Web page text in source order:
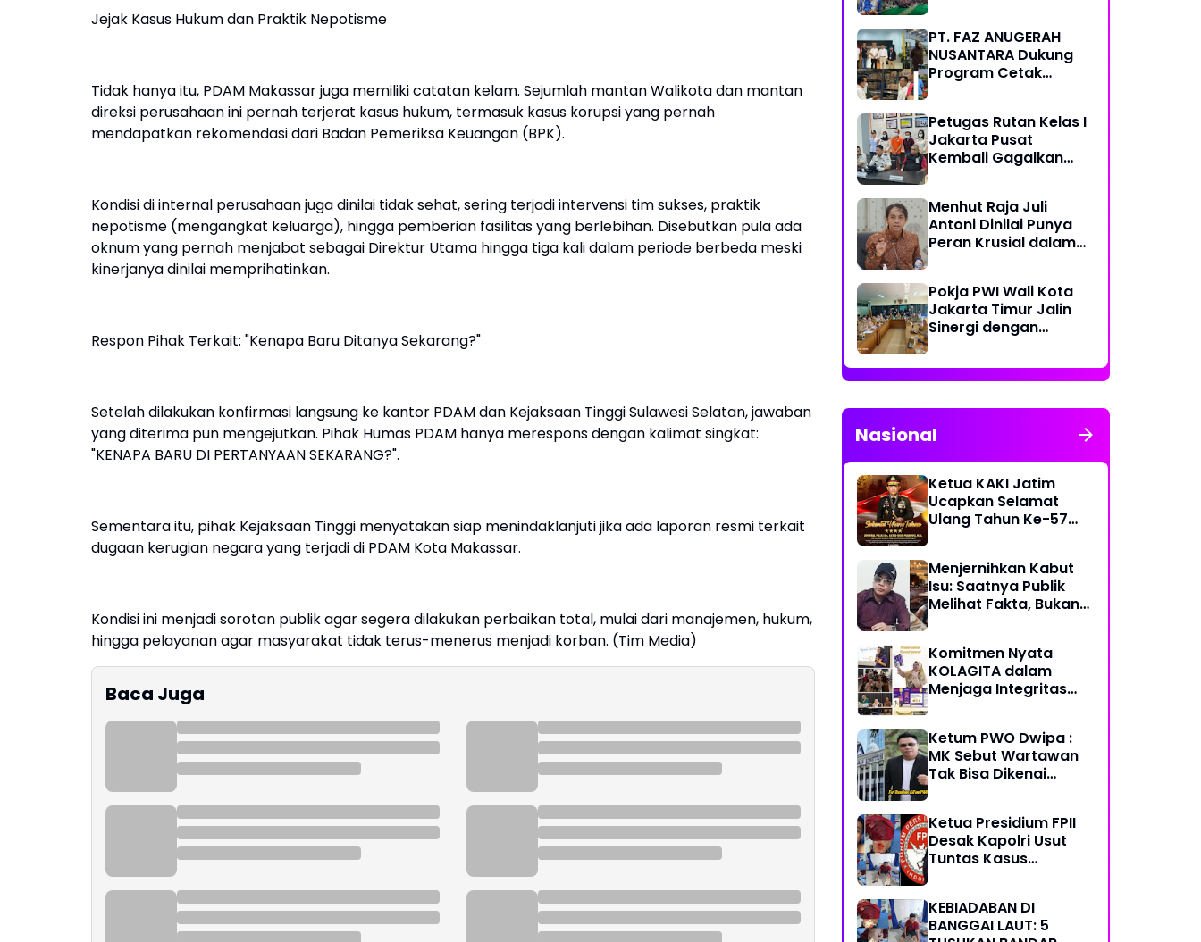
Jejak Kasus Hukum dan Praktik Nepotisme
Tidak hanya itu, PDAM Makassar juga memiliki catatan kelam. Sejumlah mantan Walikota dan mantan
direksi perusahaan ini pernah terjerat kasus hukum, termasuk kasus korupsi yang pernah
mendapatkan rekomendasi dari Badan Pemeriksa Keuangan (BPK).
Kondisi di internal perusahaan juga dinilai tidak sehat, sering terjadi intervensi tim sukses, praktik
nepotisme (mengangkat keluarga), hingga pemberian fasilitas yang berlebihan. Disebutkan pula ada
oknum yang pernah menjabat sebagai Direktur Utama hingga tiga kali dalam periode berbeda meski
kinerjanya dinilai memprihatinkan.
Respon Pihak Terkait: "Kenapa Baru Ditanya Sekarang?"
Setelah dilakukan konfirmasi langsung ke kantor PDAM dan Kejaksaan Tinggi Sulawesi Selatan, jawaban
yang diterima pun mengejutkan. Pihak Humas PDAM hanya merespons dengan kalimat singkat:
"KENAPA BARU DI PERTANYAAN SEKARANG?".
Sementara itu, pihak Kejaksaan Tinggi menyatakan siap menindaklanjuti jika ada laporan resmi terkait
dugaan kerugian negara yang terjadi di PDAM Kota Makassar.
Kondisi ini menjadi sorotan publik agar segera dilakukan perbaikan total, mulai dari manajemen, hukum,
hingga pelayanan agar masyarakat tidak terus-menerus menjadi korban. (Tim Media)
Baca Juga
Kebersamaan
PT. FAZ ANUGERAH
NUSANTARA Dukung
Program Cetak
Pestisida
Petugas Rutan Kelas I
Jakarta Pusat
Kembali Gagalkan
Disembunyikan di
Pakaian Dalam
Pengunjung
Menhut Raja Juli
Antoni Dinilai Punya
Peran Krusial dalam
Hutan
Pokja PWI Wali Kota
Jakarta Timur Jalin
Sinergi dengan
untuk Perkuat
Publikasi Informasi
Nasional
Ketua KAKI Jatim
Ucapkan Selamat
Ulang Tahun Ke-57
Semoga Selalu Sehat
Sukses Berkah Umur
Menjernihkan Kabut
Isu: Saatnya Publik
Melihat Fakta, Bukan
Komitmen Nyata
KOLAGITA dalam
Menjaga Integritas
Ketum PWO Dwipa :
MK Sebut Wartawan
Tak Bisa Dikenai
Profesi. Aparat Hukum
Diminta Patuhi
Ketua Presidium FPII
Desak Kapolri Usut
Tuntas Kasus
KEBIADABAN DI
BANGGAI LAUT: 5